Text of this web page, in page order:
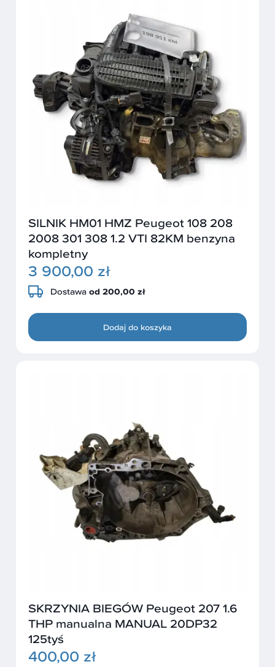
SILNIK HM01 HMZ Peugeot 108 208
2008 301 308 1.2 VTI 82KM benzyna
kompletny
3 900,00 zł
Dostawa od 200,00 zł
Dodaj do koszyka
SKRZYNIA BIEGÓW Peugeot 207 1.6
THP manualna MANUAL 20DP32
125tyś
400,00 zł